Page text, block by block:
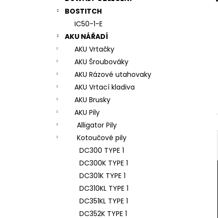
BOSTITCH
IC50-1-E
AKU NÁŘADÍ
AKU Vrtačky
AKU Šroubováky
AKU Rázové utahovaky
AKU Vrtací kladiva
AKU Brusky
AKU Pily
Alligator Pily
Kotoučové pily
DC300 TYPE 1
DC300K TYPE 1
DC301K TYPE 1
DC310KL TYPE 1
DC351KL TYPE 1
DC352K TYPE 1
7# N196034 RYCHLOUPÍNACÍ SKLÍČIDLO
944 Kč